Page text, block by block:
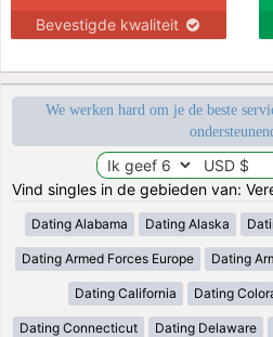
Bevestigde kwaliteit
We werken hard om je de beste
Vind singles in de gebieden van:
Dating Alabama Dating Alaska
Dating Armed Forces Europe Dating
Dating California Dating
Dating Connecticut Dating Delaware